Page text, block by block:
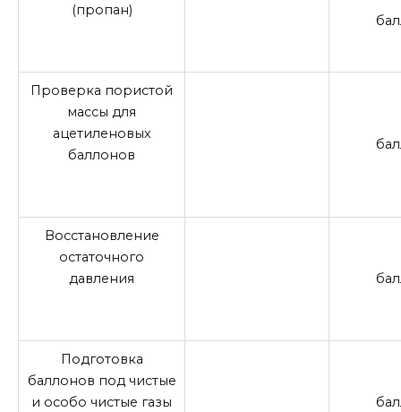
(пропан)
Проверка пористой
массы для
ацетиленовых
баллонов
Восстановление
остаточного
давления
Подготовка
баллонов под чистые
и особо чистые газы